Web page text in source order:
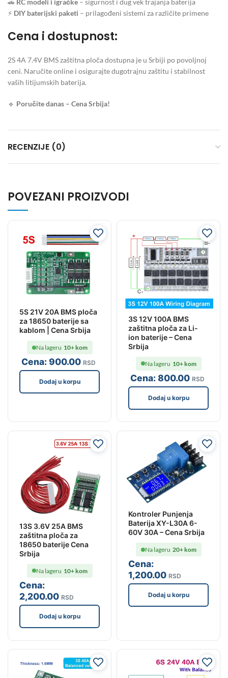
🚗 RC modeli i igračke – sigurnost i dug vek trajanja baterija
⚡ DIY baterijski paketi – prilagođeni sistemi za različite primene
Cena i dostupnost:
2S 4A 7.4V BMS zaštitna ploča dostupna je u Srbiji po povoljnoj
ceni. Naručite online i osigurajte dugotrajnu zaštitu i stabilnost
vaših litijumskih baterija.
🔹 Poručite danas – Cena Srbija!
RECENZIJE (0)
POVEZANI PROIZVODI
5S 21V 20A BMS ploča
za 18650 baterije sa
kablom | Cena Srbija
Cena:900.00 RSD
Na lageru 10+ kom
Dodaj u korpu
3S 12V 100A BMS
zaštitna ploča za Li-
ion baterije – Cena
Srbija
Cena:800.00 RSD
Na lageru 10+ kom
Dodaj u korpu
13S 3.6V 25A BMS
zaštitna ploča za
18650 baterije Cena
Srbija
Cena:
2,200.00 RSD
Na lageru 10+ kom
Dodaj u korpu
Kontroler Punjenja
Baterija XY-L30A 6-
60V 30A – Cena Srbija
Cena:
1,200.00 RSD
Na lageru 20+ kom
Dodaj u korpu